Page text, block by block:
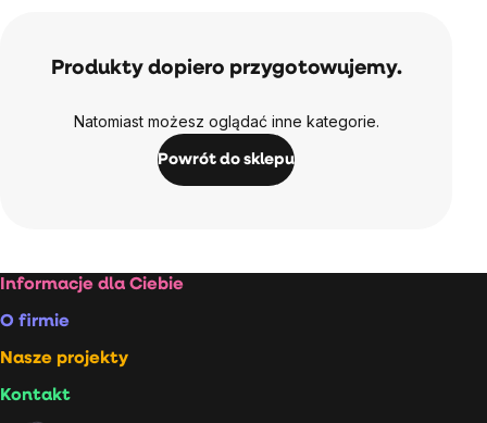
Produkty dopiero przygotowujemy.
Natomiast możesz oglądać inne kategorie.
Powrót do sklepu
Stopka
Informacje dla Ciebie
O firmie
Nasze projekty
Kontakt